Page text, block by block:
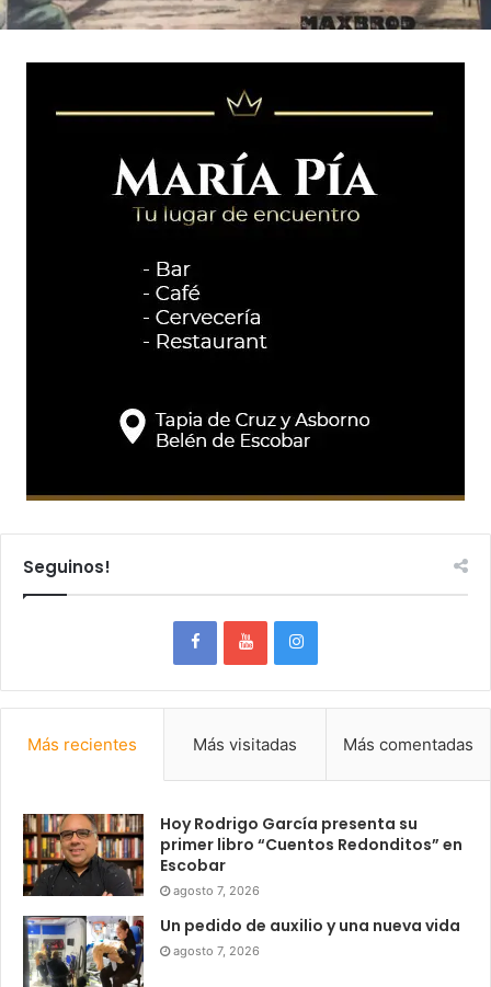
Seguinos!
Más recientes Más visitadas Más comentadas
Hoy Rodrigo García presenta su
primer libro “Cuentos Redonditos” en
Escobar
agosto 7, 2026
Un pedido de auxilio y una nueva vida
agosto 7, 2026